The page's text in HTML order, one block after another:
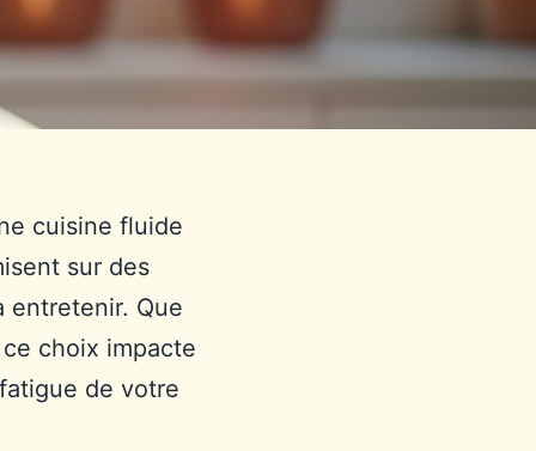
cuisine fluide
sur des
entretenir. Que
choix impacte
de votre